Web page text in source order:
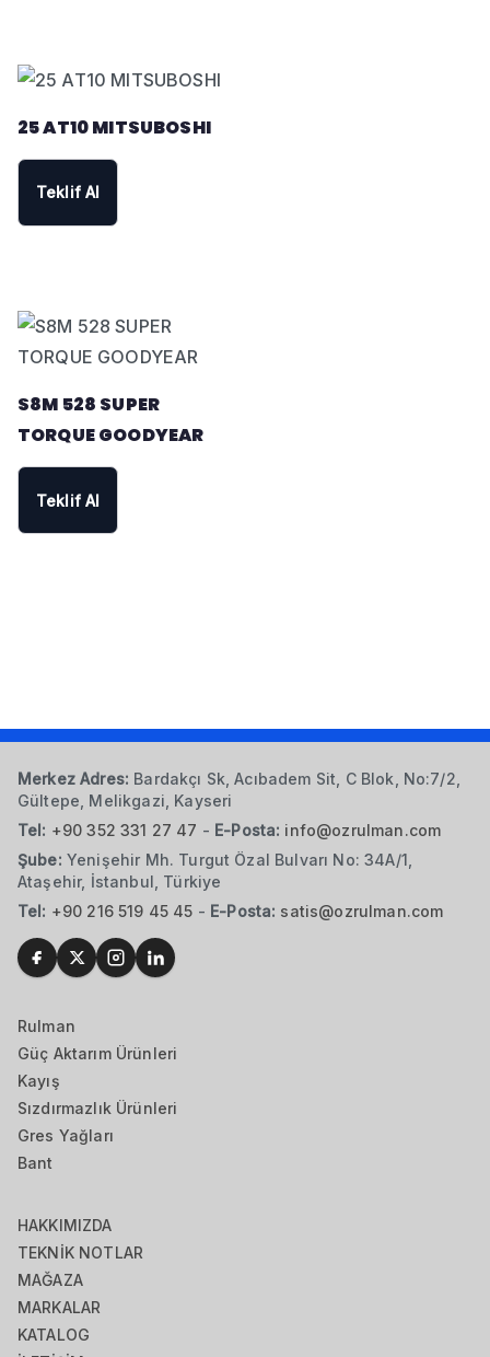
25 AT10 MITSUBOSHI
Teklif Al
S8M 528 SUPER
TORQUE GOODYEAR
Teklif Al
Merkez Adres: Bardakçı Sk, Acıbadem Sit, C Blok, No:7/2,
Gültepe, Melikgazi, Kayseri
Tel: +90 352 331 27 47 - E-Posta: info@ozrulman.com
Şube: Yenişehir Mh. Turgut Özal Bulvarı No: 34A/1,
Ataşehir, İstanbul, Türkiye
Tel: +90 216 519 45 45 - E-Posta: satis@ozrulman.com
Rulman
Güç Aktarım Ürünleri
Kayış
Sızdırmazlık Ürünleri
Gres Yağları
Bant
HAKKIMIZDA
TEKNİK NOTLAR
MAĞAZA
MARKALAR
KATALOG